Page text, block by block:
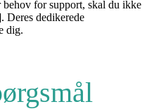
for support, skal du ikke
Deres dedikerede
dig.